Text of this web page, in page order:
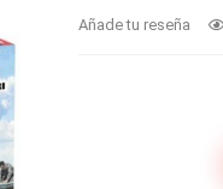
Añade tu reseña